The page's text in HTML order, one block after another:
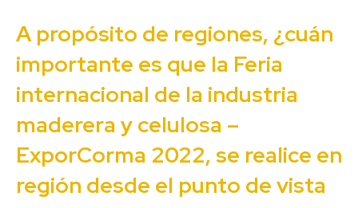
A propósito de regiones, ¿cuán
importante es que la Feria
internacional de la industria
maderera y celulosa –
ExporCorma 2022, se realice en
región desde el punto de vista